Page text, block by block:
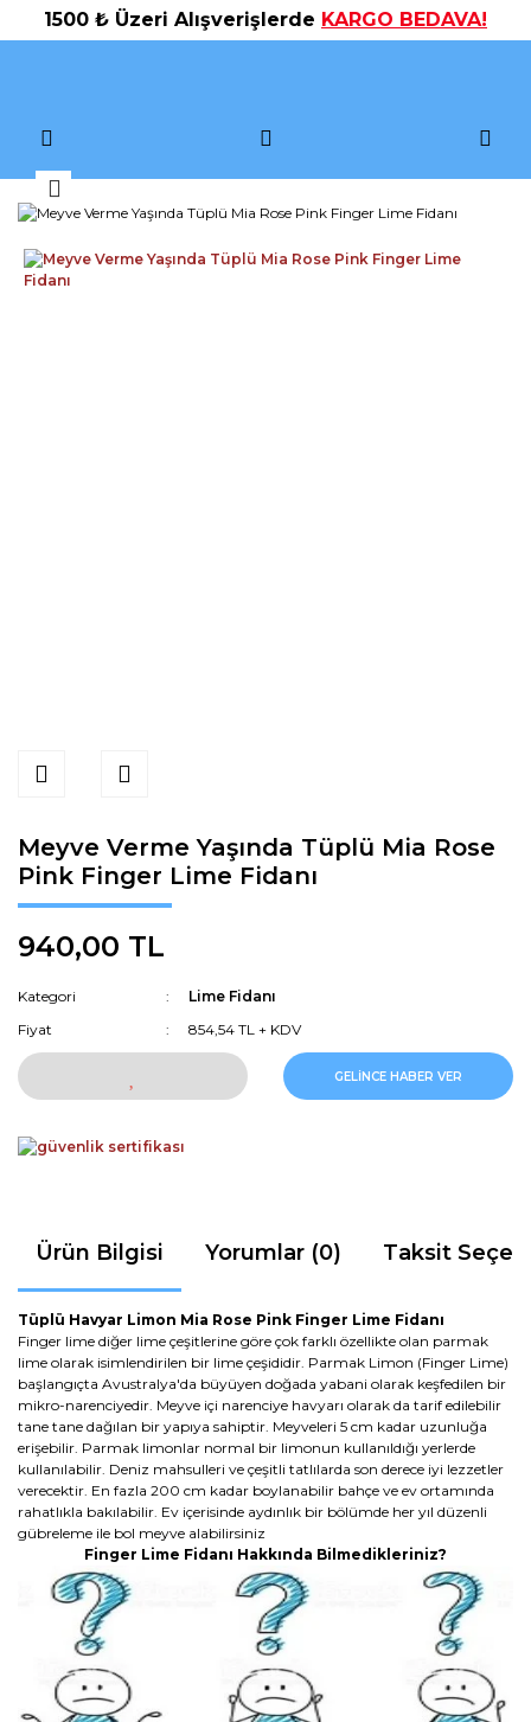
1500 ₺ Üzeri Alışverişlerde KARGO BEDAVA!
Meyve Verme Yaşında Tüplü Mia Rose
Pink Finger Lime Fidanı
940,00 TL
Kategori
Lime Fidanı
Fiyat
854,54 TL + KDV
GELİNCE HABER VER
Ürün Bilgisi Yorumlar (0) Taksit
Tüplü Havyar Limon Mia Rose Pink Finger Lime Fidanı
Finger lime diğer lime çeşitlerine göre çok farklı özellikte olan parmak
lime olarak isimlendirilen bir lime çeşididir. Parmak Limon (Finger Lime)
başlangıçta Avustralya'da büyüyen doğada yabani olarak keşfedilen bir
mikro-narenciyedir. Meyve içi narenciye havyarı olarak da tarif edilebilir
tane tane dağılan bir yapıya sahiptir. Meyveleri 5 cm kadar uzunluğa
erişebilir. Parmak limonlar normal bir limonun kullanıldığı yerlerde
kullanılabilir. Deniz mahsulleri ve çeşitli tatlılarda son derece iyi lezzetler
verecektir. En fazla 200 cm kadar boylanabilir bahçe ve ev ortamında
rahatlıkla bakılabilir. Ev içerisinde aydınlık bir bölümde her yıl düzenli
gübreleme ile bol meyve alabilirsiniz
Finger Lime Fidanı Hakkında Bilmedikleriniz?